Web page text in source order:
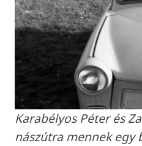
Karabélyos Péter és
nászútra mennek egy